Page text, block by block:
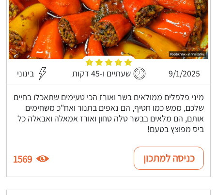
9/1/2025 שעתיים ו-45 דקות בינוני
מיני פלפלים ממולאים בשר ואורז הכי טעימים שתאכלו בחיים
שלכם, ממש כמו חטיף, הם נאפים בתנור ואח"כ משחימים
אותם, הם מלאים בבשר טלה טחון ואורז אמאלה ואבאלה כל
ביס מפוצץ בטעם!
כניסה למתכון 1569